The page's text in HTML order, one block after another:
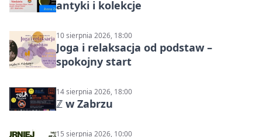
antyki i kolekcje
10 sierpnia 2026, 18:00
Joga i relaksacja od podstaw –
spokojny start
14 sierpnia 2026, 18:00
ℤ w Zabrzu
15 sierpnia 2026, 10:00